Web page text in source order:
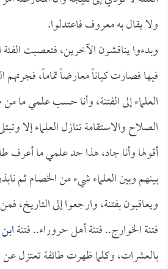
ولا يقال به معروف فاعتدلوا.
وبدءوا يناقشون الآخرين، فتعصبت الفئة
فيها فصارت كياناً معارضاً تماماً، فجرتهم
العلماء إلى الفتنة، وأنا حسب علمي ما
الصلاح والاستقامة تنازل العلماء إلا
أقولها وأنا جاد، هذا حد علمي ما أعرف
بينهم وبين العلماء شيء من الخصام ثم
ويعاقبون بفتنة، وارجعوا إلى التاريخ،
فتنة الخوارج.. فتنة أهل حروراء.. فتنة
بالعشرات، وكلما ظهرت طائفة تعتزل عن